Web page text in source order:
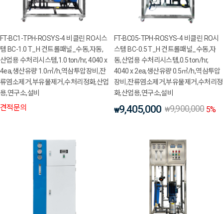
FT-BC1-TPH-ROSYS-4 비클린 RO시스
템 BC-1.0 T_H 컨트롤패널_수동,자동,
산업용 수처리시스템,1.0 ton/hr, 4040 x
4ea,생산유량 1.0㎥/h,역삼투압장비,잔
류염소제거,부유물제거,수처리정화,산업
용,연구소,설비
견적문의
FT-BC05-TPH-ROSYS-4 비클린 RO시
스템 BC-0.5 T_H 컨트롤패널_수동,자
동,산업용 수처리시스템,0.5 ton/hr,
4040 x 2ea,생산유량 0.5㎥/h,역삼투압
장비,잔류염소제거,부유물제거,수처리정
화,산업용,연구소,설비
₩9,405,000 ₩9,900,000 5%